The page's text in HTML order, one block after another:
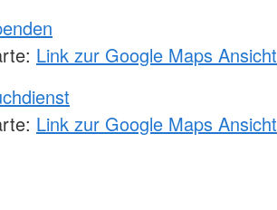
Link zur Google Maps Ansicht
Link zur Google Maps Ansicht